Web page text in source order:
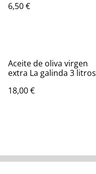
6,50 €
Aceite de oliva virgen
extra La galinda 3 litros
18,00 €